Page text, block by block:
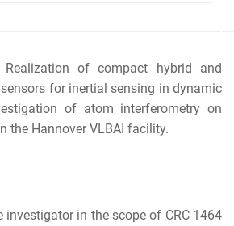
Realization of compact hybrid and
for inertial sensing in dynamic
of atom interferometry on
the Hannover VLBAI facility.
investigator in the scope of CRC 1464